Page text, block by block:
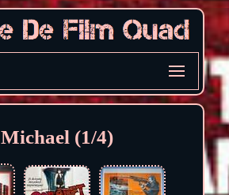
Michael (1/4)